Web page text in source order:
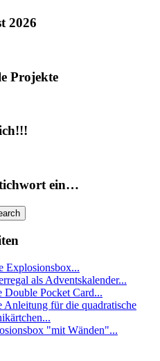
2026
Projekte
ein…
Explosionsbox...
als Adventskalender...
Pocket Card...
für die quadratische
"mit Wänden"...